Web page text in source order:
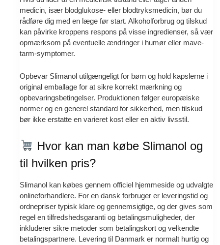
medicin, især blodglukose- eller blodtryksmedicin, bør du
rådføre dig med en læge før start. Alkoholforbrug og tilskud
kan påvirke kroppens respons på visse ingredienser, så vær
opmærksom på eventuelle ændringer i humør eller mave-
tarm-symptomer.
Opbevar Slimanol utilgængeligt for børn og hold kapslerne i
original emballage for at sikre korrekt mærkning og
opbevaringsbetingelser. Produktionen følger europæiske
normer og en generel standard for sikkerhed, men tilskud
bør ikke erstatte en varieret kost eller en aktiv livsstil.
Hvor kan man købe Slimanol og
til hvilken pris?
Slimanol kan købes gennem officiel hjemmeside og udvalgte
onlineforhandlere. For en dansk forbruger er leveringstid og
ordnepriser typisk klare og gennemsigtige, og der gives som
regel en tilfredshedsgaranti og betalingsmuligheder, der
inkluderer sikre metoder som betalingskort og velkendte
betalingspartnere. Levering til Danmark er normalt hurtig og